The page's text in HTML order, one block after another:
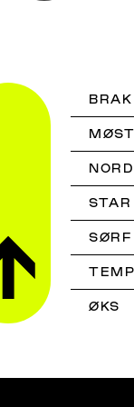
BRAK
MØST
NORD
STAR
SØRF
ØKS